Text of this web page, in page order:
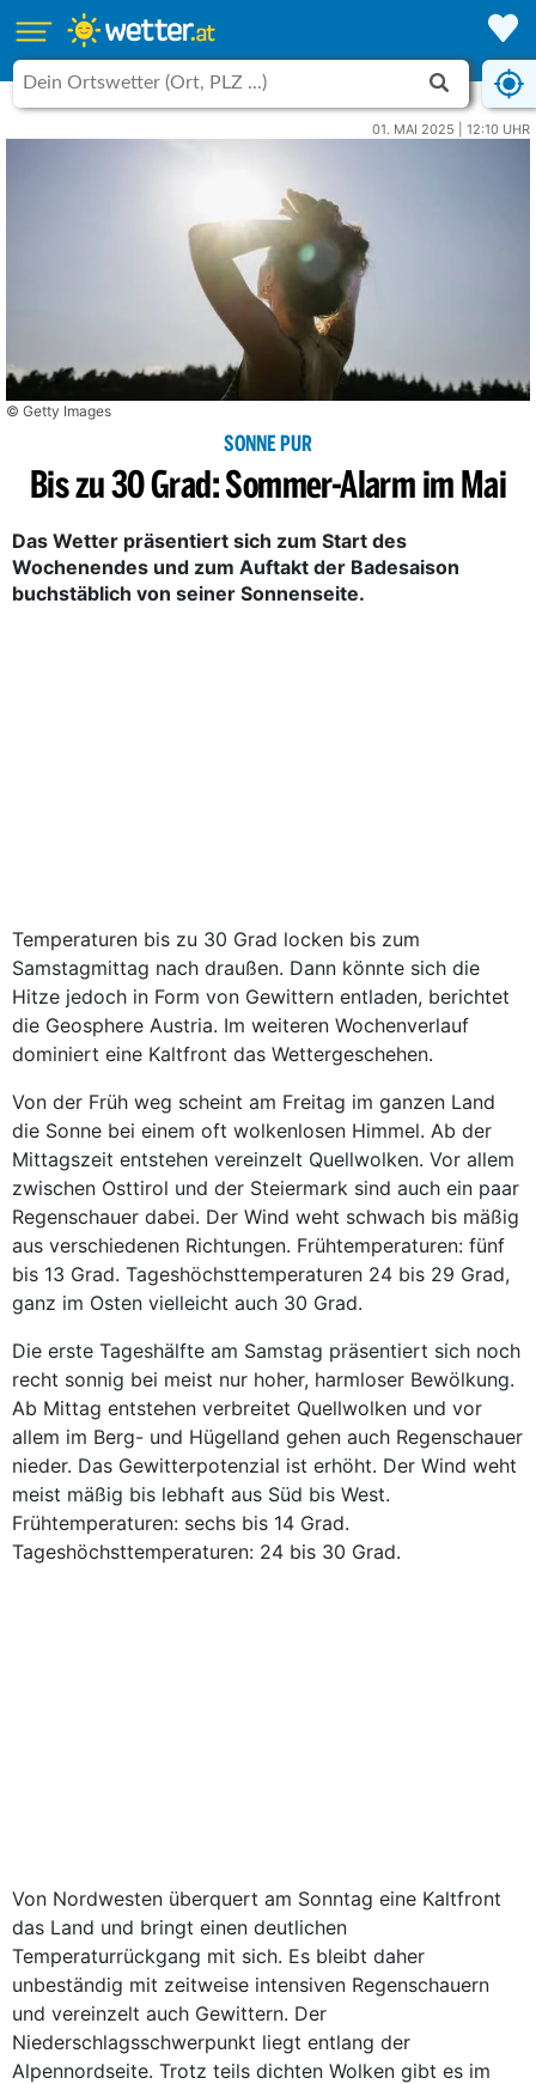
01. MAI 2025 | 12:10 UHR
© Getty Images
SONNE PUR
Bis zu 30 Grad: Sommer-Alarm im Mai
Das Wetter präsentiert sich zum Start des
Wochenendes und zum Auftakt der Badesaison
buchstäblich von seiner Sonnenseite.
Temperaturen bis zu 30 Grad locken bis zum
Samstagmittag nach draußen. Dann könnte sich die
Hitze jedoch in Form von Gewittern entladen, berichtet
die Geosphere Austria. Im weiteren Wochenverlauf
dominiert eine Kaltfront das Wettergeschehen.
Von der Früh weg scheint am Freitag im ganzen Land
die Sonne bei einem oft wolkenlosen Himmel. Ab der
Mittagszeit entstehen vereinzelt Quellwolken. Vor allem
zwischen Osttirol und der Steiermark sind auch ein paar
Regenschauer dabei. Der Wind weht schwach bis mäßig
aus verschiedenen Richtungen. Frühtemperaturen: fünf
bis 13 Grad. Tageshöchsttemperaturen 24 bis 29 Grad,
ganz im Osten vielleicht auch 30 Grad.
Die erste Tageshälfte am Samstag präsentiert sich noch
recht sonnig bei meist nur hoher, harmloser Bewölkung.
Ab Mittag entstehen verbreitet Quellwolken und vor
allem im Berg- und Hügelland gehen auch Regenschauer
nieder. Das Gewitterpotenzial ist erhöht. Der Wind weht
meist mäßig bis lebhaft aus Süd bis West.
Frühtemperaturen: sechs bis 14 Grad.
Tageshöchsttemperaturen: 24 bis 30 Grad.
Von Nordwesten überquert am Sonntag eine Kaltfront
das Land und bringt einen deutlichen
Temperaturrückgang mit sich. Es bleibt daher
unbeständig mit zeitweise intensiven Regenschauern
und vereinzelt auch Gewittern. Der
Niederschlagsschwerpunkt liegt entlang der
Alpennordseite. Trotz teils dichten Wolken gibt es im